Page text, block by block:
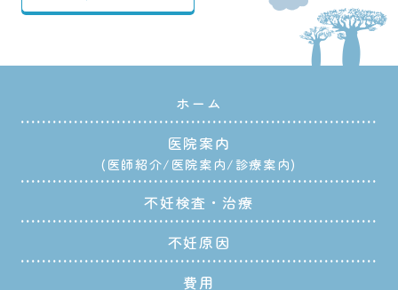
ホーム
医院案内
医師紹介 医院案内 診療案内
不妊検査・治療
不妊原因
費用